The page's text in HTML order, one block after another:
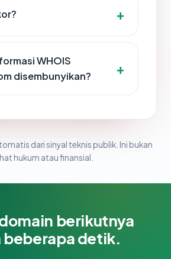
WHOIS
disembunyikan?
dari sinyal teknis publik. Ini bukan
hukum atau finansial.
berikutnya
beberapa detik.